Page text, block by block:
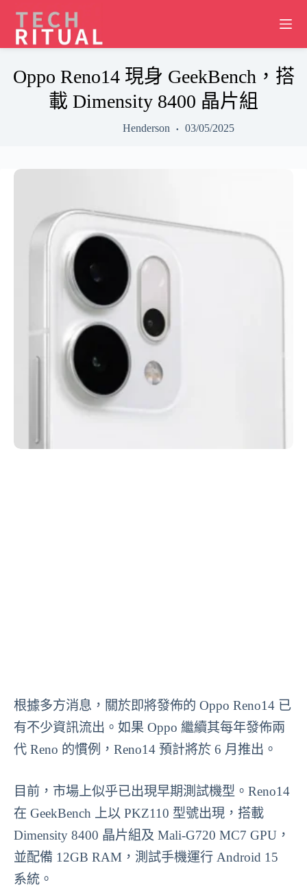
content
Oppo Reno14 現身 GeekBench，搭
載 Dimensity 8400 晶片組
Henderson 03/05/2025
根據多方消息，關於即將發佈的 Oppo Reno14 已
有不少資訊流出。如果 Oppo 繼續其每年發佈兩
代 Reno 的慣例，Reno14 預計將於 6 月推出。
目前，市場上似乎已出現早期測試機型。Reno14
在 GeekBench 上以 PKZ110 型號出現，搭載
Dimensity 8400 晶片組及 Mali-G720 MC7 GPU，
並配備 12GB RAM，測試手機運行 Android 15
系統。